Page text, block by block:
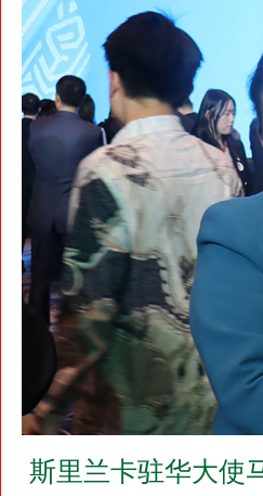
斯里兰卡驻华大使